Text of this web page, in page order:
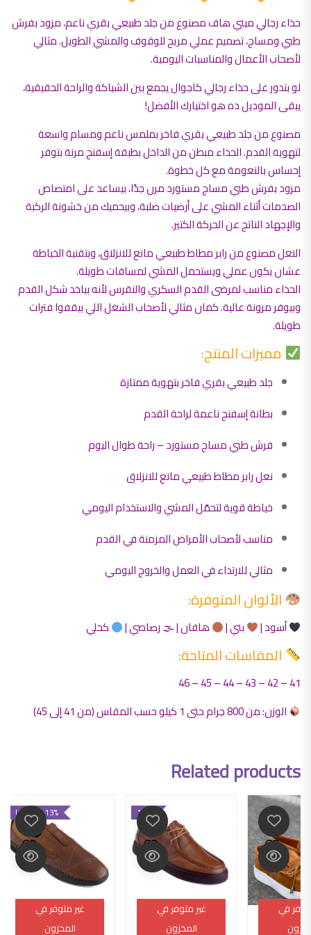
حذاء رجالي ميني هاف مصنوع من جلد طبيعي بقري ناعم، مزود بفرش
طبي ومساج، تصميم عملي مريح للوقوف والمشي الطويل. مثالي
لأصحاب الأعمال والمناسبات اليومية.
لو بتدور على حذاء رجالي كاجوال يجمع بين الشياكة والراحة الحقيقية،
يبقى الموديل ده هو اختيارك الأفضل!
مصنوع من جلد طبيعي بقري فاخر بملمس ناعم ومسام واسعة
لتهوية القدم. الحذاء مبطن من الداخل بطبقة إسفنج مرنة بتوفر
إحساس بالنعومة مع كل خطوة.
مزود بفرش طبي مساج مستورد مرن جدًا، بيساعد على امتصاص
الصدمات أثناء المشي على أرضيات صلبة، وبيحميك من خشونة الركبة
والإجهاد الناتج عن الحركة الكتير.
النعل مصنوع من رابر مطاط طبيعي مانع للانزلاق، وبتقنية الخياطة
عشان يكون عملي ويستحمل المشي لمسافات طويلة.
الحذاء مناسب لمرضى القدم السكري والنقرس لأنه بياخد شكل القدم
وبيوفر مرونة عالية. كمان مثالي لأصحاب الشغل اللي بيقفوا فترات
طويلة.
مميزات المنتج:
جلد طبيعي بقري فاخر بتهوية ممتازة
بطانة إسفنج ناعمة لراحة القدم
فرش طبي مساج مستورد – راحة طوال اليوم
نعل رابر مطاط طبيعي مانع للانزلاق
خياطة قوية لتحمّل المشي والاستخدام اليومي
مناسب لأصحاب الأمراض المزمنة في القدم
مثالي للارتداء في العمل والخروج اليومي
الألوان المتوفرة:
أسود | بني | هافان | 🌫 رصاصي | كحلي
المقاسات المتاحة:
41 – 42 – 43 – 44 – 45 – 46
الوزن: من 800 جرام حتى 1 كيلو حسب المقاس (من 41 إلى 45)
Related products
في
في
-18%
غير متوفر في
المخزون
غير متوفر في
المخزون
UP TO -13%
غير متوفر في
المخزون
غير متوفر في
المخزون